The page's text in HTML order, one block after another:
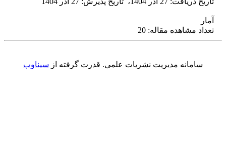
آمار
تعداد مشاهده مقاله: 20
سامانه مدیریت نشریات علمی. قدرت گرفته از سیناوب